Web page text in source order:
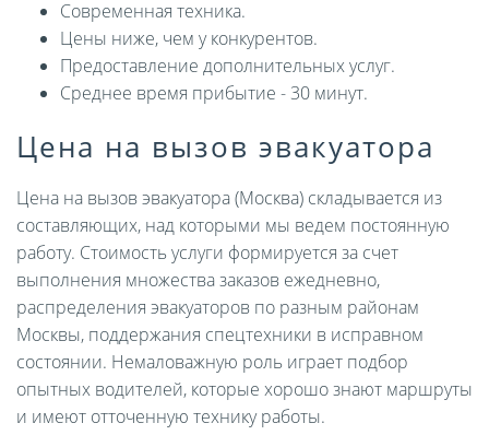
Современная техника.
Цены ниже, чем у конкурентов.
Предоставление дополнительных услуг.
Среднее время прибытие - 30 минут.
Цена на вызов эвакуатора
Цена на вызов эвакуатора (Москва) складывается из
составляющих, над которыми мы ведем постоянную
работу. Стоимость услуги формируется за счет
выполнения множества заказов ежедневно,
распределения эвакуаторов по разным районам
Москвы, поддержания спецтехники в исправном
состоянии. Немаловажную роль играет подбор
опытных водителей, которые хорошо знают маршруты
и имеют отточенную технику работы.